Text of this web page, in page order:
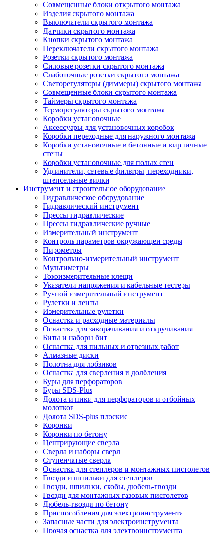
Совмещенные блоки открытого монтажа
Изделия скрытого монтажа
Выключатели скрытого монтажа
Датчики скрытого монтажа
Кнопки скрытого монтажа
Переключатели скрытого монтажа
Розетки скрытого монтажа
Силовые розетки скрытого монтажа
Слаботочные розетки скрытого монтажа
Светорегуляторы (диммеры) скрытого монтажа
Совмещенные блоки скрытого монтажа
Таймеры скрытого монтажа
Терморегуляторы скрытого монтажа
Коробки установочные
Аксессуары для установочных коробок
Коробки переходные для наружного монтажа
Коробки установочные в бетонные и кирпичные
стены
Коробки установочные для полых стен
Удлинители, сетевые фильтры, переходники,
штепсельные вилки
Инструмент и строительное оборудование
Гидравлическое оборудование
Гидравлический инструмент
Прессы гидравлические
Прессы гидравлические ручные
Измерительный инструмент
Контроль параметров окружающей среды
Пирометры
Контрольно-измерительный инструмент
Мультиметры
Токоизмерительные клещи
Указатели напряжения и кабельные тестеры
Ручной измерительный инструмент
Рулетки и ленты
Измерительные рулетки
Оснастка и расходные материалы
Оснастка для заворачивания и откручивания
Биты и наборы бит
Оснастка для пильных и отрезных работ
Алмазные диски
Полотна для лобзиков
Оснастка для сверления и долбления
Буры для перфораторов
Буры SDS-Plus
Долота и пики для перфораторов и отбойных
молотков
Долота SDS-plus плоские
Коронки
Коронки по бетону
Центрирующие сверла
Сверла и наборы сверл
Ступенчатые сверла
Оснастка для степлеров и монтажных пистолетов
Гвозди и шпильки для степлеров
Гвозди, шпильки, скобы, дюбель-гвозди
Гвозди для монтажных газовых пистолетов
Дюбель-гвозди по бетону
Приспособления для электроинструмента
Запасные части для электроинструмента
Прочая оснастка для электроинструмента